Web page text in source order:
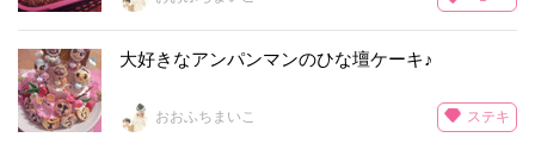
大好きなアンパンマンのひな壇ケーキ♪
おおふちまいこ ステキ